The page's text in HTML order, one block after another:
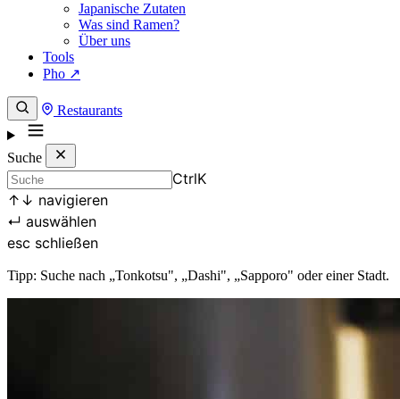
Japanische Zutaten
Was sind Ramen?
Über uns
Tools
Pho ↗
Restaurants
Suche
CtrlK
↑ ↓ navigieren
↵ auswählen
esc schließen
Tipp: Suche nach „Tonkotsu", „Dashi", „Sapporo" oder einer Stadt.